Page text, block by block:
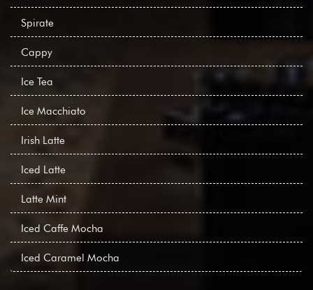
Spirate
Cappy
Ice Tea
Ice Macchiato
Irish Latte
Iced Latte
Latte Mint
Iced Caffe Mocha
Iced Caramel Mocha